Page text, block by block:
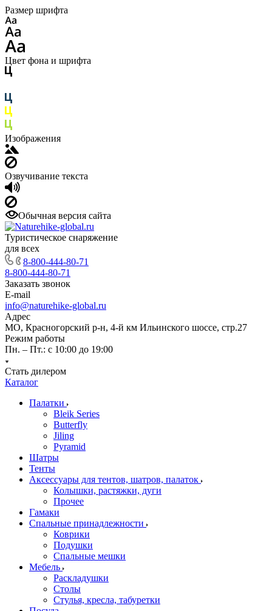
Размер шрифта
Цвет фона и шрифта
Изображения
Озвучивание текста
Обычная версия сайта
Туристическое снаряжение
для всех
8-800-444-80-71
8-800-444-80-71
Заказать звонок
E-mail
info@naturehike-global.ru
Адрес
МО, Красногорский р-н, 4-й км Ильинского шоссе, стр.27
Режим работы
Пн. – Пт.: с 10:00 до 19:00
Стать дилером
Каталог
Палатки
Bleik Series
Butterfly
Jiling
Pyramid
Шатры
Тенты
Аксессуары для тентов, шатров, палаток
Колышки, растяжки, дуги
Прочее
Гамаки
Спальные принадлежности
Коврики
Подушки
Спальные мешки
Мебель
Раскладушки
Столы
Стулья, кресла, табуретки